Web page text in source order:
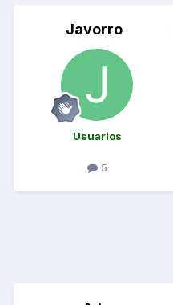
Javorro
Usuarios
5